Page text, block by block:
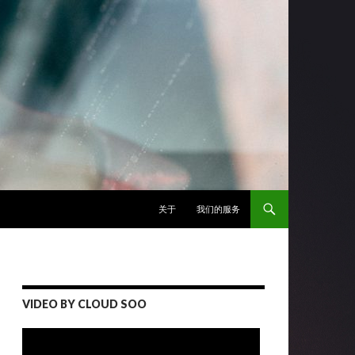
关于
我们的服务
VIDEO BY CLOUD SOO